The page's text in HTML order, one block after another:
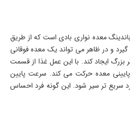
معده نواری بادی است که از طریق
و در ظاهر می تواند یک معده فوقانی
ایجاد کند. با این عمل غذا از قسمت
معده حرکت می کند. سرعت پایین
سریع تر سیر شود. این گونه فرد احساس